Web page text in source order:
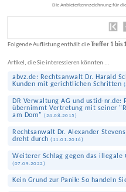
Die Anbieterkennzeichnung für
Folgende Auflistung enthält die Treffer 1 bis
Artikel, die Sie interessieren könnten ...
abvz.de: Rechtsanwalt Dr. Harald
Kunden mit gerichtlichen Schritten (
DR Verwaltung AG und ustid-nr.de:
übernimmt Vertretung mit seiner
am Dom"( 24.08.2015 )
Rechtsanwalt Dr. Alexander
dreht durch( 11.01.2016)
Weiterer Schlag gegen das illegale
( 07.09.2022 )
Kein Grund zur Panik: So handeln